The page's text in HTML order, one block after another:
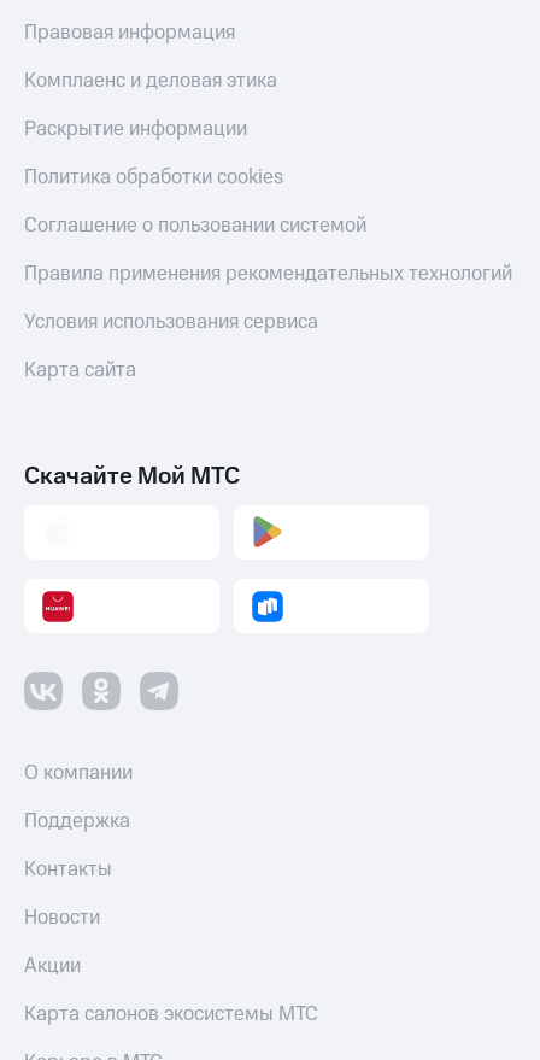
Правовая информация
Комплаенс и деловая этика
Раскрытие информации
Политика обработки cookies
Соглашение о пользовании системой
Правила применения рекомендательных технологий
Условия использования сервиса
Карта сайта
Скачайте Мой МТС
О компании
Поддержка
Контакты
Новости
Акции
Карта салонов экосистемы МТС